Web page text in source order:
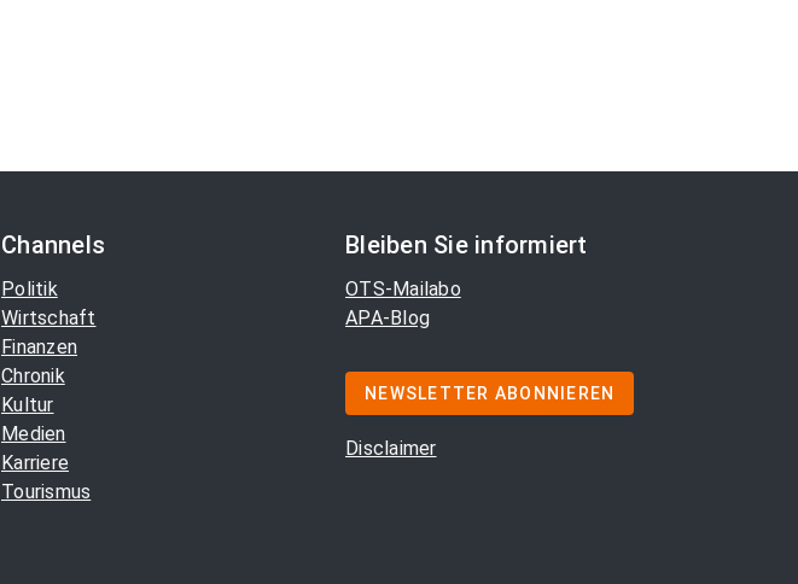
Channels
Politik
Wirtschaft
Finanzen
Chronik
Kultur
Medien
Karriere
Tourismus
Bleiben Sie informiert
OTS-Mailabo
APA-Blog
NEWSLETTER ABONNIEREN
Disclaimer